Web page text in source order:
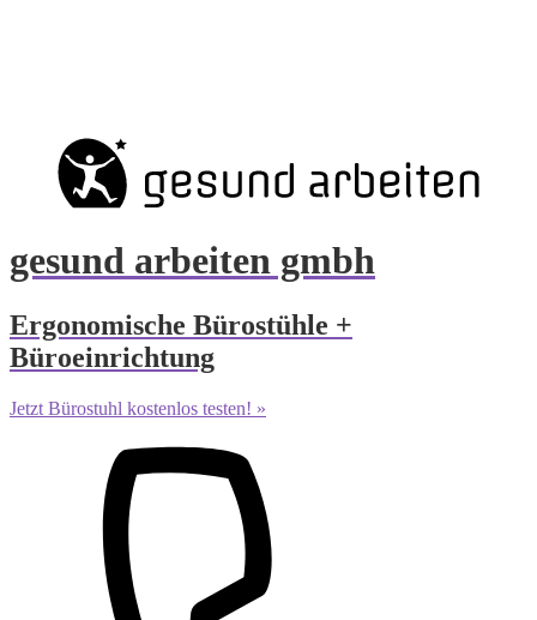
gesund arbeiten gmbh
Ergonomische Bürostühle +
Büroeinrichtung
Jetzt Bürostuhl kostenlos testen! »